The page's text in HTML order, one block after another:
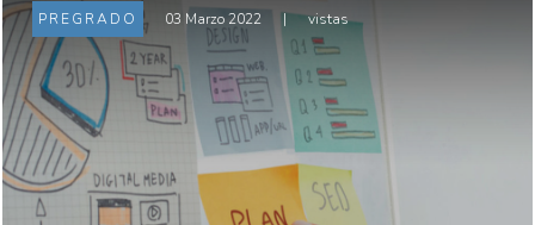
PREGRADO 03 Marzo 2022 | vistas